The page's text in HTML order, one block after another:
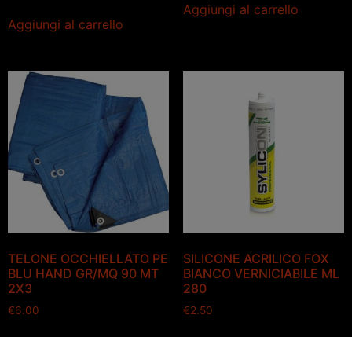
Aggiungi al carrello
Aggiungi al carrello
TELONE OCCHIELLATO PE
BLU HAND GR/MQ 90 MT
2X3
€6.00
SILICONE ACRILICO FOX
BIANCO VERNICIABILE ML
280
€2.50